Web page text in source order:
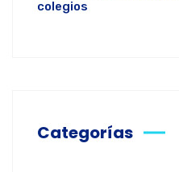
colegios
Categorías